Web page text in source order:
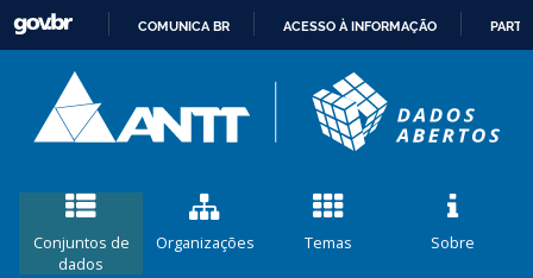
CONTEÚDO
COMUNICA BR ACESSO À INFORMAÇÃO
Conjuntos de
dados
Organizações Temas Sobre